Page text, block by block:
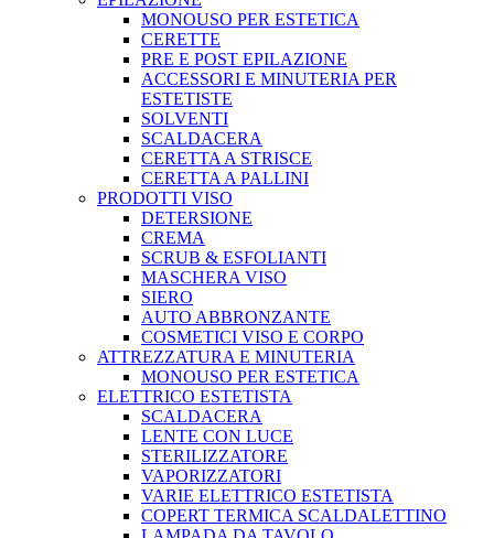
MONOUSO PER ESTETICA
CERETTE
PRE E POST EPILAZIONE
ACCESSORI E MINUTERIA PER
ESTETISTE
SOLVENTI
SCALDACERA
CERETTA A STRISCE
CERETTA A PALLINI
PRODOTTI VISO
DETERSIONE
CREMA
SCRUB & ESFOLIANTI
MASCHERA VISO
SIERO
AUTO ABBRONZANTE
COSMETICI VISO E CORPO
ATTREZZATURA E MINUTERIA
MONOUSO PER ESTETICA
ELETTRICO ESTETISTA
SCALDACERA
LENTE CON LUCE
STERILIZZATORE
VAPORIZZATORI
VARIE ELETTRICO ESTETISTA
COPERT TERMICA SCALDALETTINO